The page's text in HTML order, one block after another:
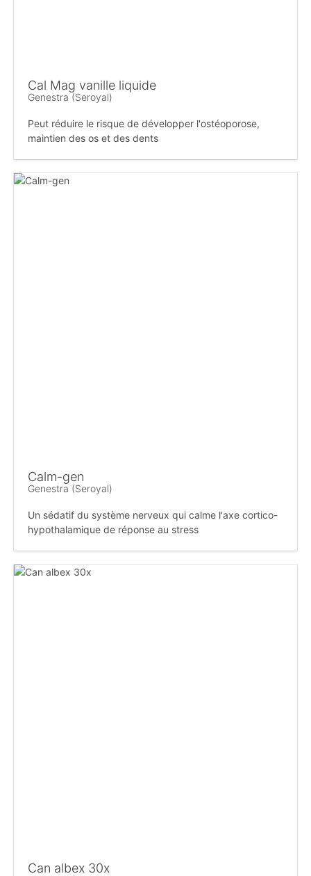
Cal Mag vanille liquide
Genestra (Seroyal)
Peut réduire le risque de développer l'ostéoporose,
maintien des os et des dents
Calm-gen
Genestra (Seroyal)
Un sédatif du système nerveux qui calme l'axe cortico-
hypothalamique de réponse au stress
Can albex 30x